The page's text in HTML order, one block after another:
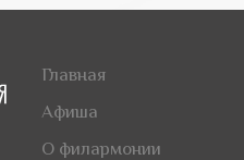
Главная
Афиша
О филармонии